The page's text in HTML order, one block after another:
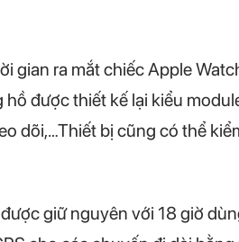
gian ra mắt chiếc Apple
được thiết kế lại kiểu
dõi,…Thiết bị cũng có thể
giữ nguyên với 18 giờ